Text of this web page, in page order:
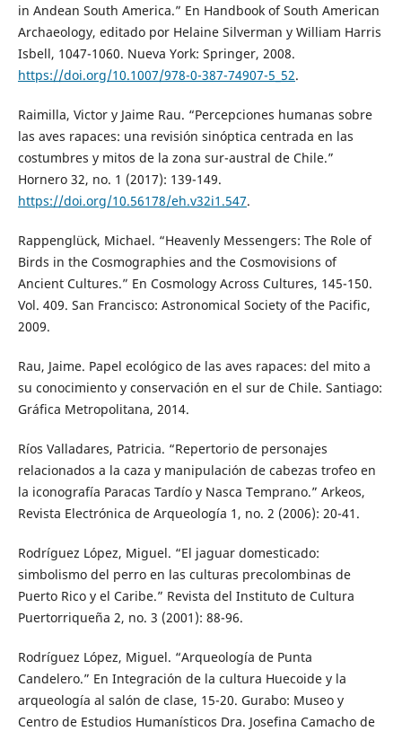
in Andean South America.” En Handbook of South American
Archaeology, editado por Helaine Silverman y William Harris
Isbell, 1047-1060. Nueva York: Springer, 2008.
https://doi.org/10.1007/978-0-387-74907-5_52.
Raimilla, Victor y Jaime Rau. “Percepciones humanas sobre
las aves rapaces: una revisión sinóptica centrada en las
costumbres y mitos de la zona sur-austral de Chile.”
Hornero 32, no. 1 (2017): 139-149.
https://doi.org/10.56178/eh.v32i1.547.
Rappenglück, Michael. “Heavenly Messengers: The Role of
Birds in the Cosmographies and the Cosmovisions of
Ancient Cultures.” En Cosmology Across Cultures, 145-150.
Vol. 409. San Francisco: Astronomical Society of the Pacific,
2009.
Rau, Jaime. Papel ecológico de las aves rapaces: del mito a
su conocimiento y conservación en el sur de Chile. Santiago:
Gráfica Metropolitana, 2014.
Ríos Valladares, Patricia. “Repertorio de personajes
relacionados a la caza y manipulación de cabezas trofeo en
la iconografía Paracas Tardío y Nasca Temprano.” Arkeos,
Revista Electrónica de Arqueología 1, no. 2 (2006): 20-41.
Rodríguez López, Miguel. “El jaguar domesticado:
simbolismo del perro en las culturas precolombinas de
Puerto Rico y el Caribe.” Revista del Instituto de Cultura
Puertorriqueña 2, no. 3 (2001): 88-96.
Rodríguez López, Miguel. “Arqueología de Punta
Candelero.” En Integración de la cultura Huecoide y la
arqueología al salón de clase, 15-20. Gurabo: Museo y
Centro de Estudios Humanísticos Dra. Josefina Camacho de